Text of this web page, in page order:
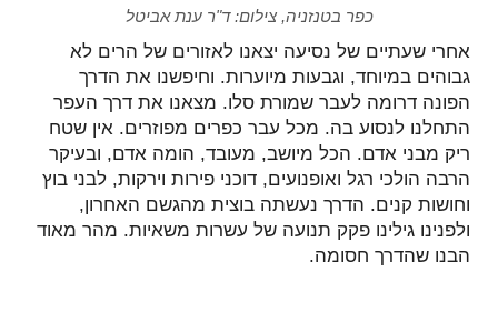
כפר בטנזניה, צילום: ד"ר ענת אביטל
אחרי שעתיים של נסיעה יצאנו לאזורים של הרים לא
גבוהים במיוחד, וגבעות מיוערות. וחיפשנו את הדרך
הפונה דרומה לעבר שמורת סלו. מצאנו את דרך העפר
התחלנו לנסוע בה. מכל עבר כפרים מפוזרים. אין שטח
ריק מבני אדם. הכל מיושב, מעובד, הומה אדם, ובעיקר
הרבה הולכי רגל ואופנועים, דוכני פירות וירקות, לבני בוץ
וחושות קנים. הדרך נעשתה בוצית מהגשם האחרון,
ולפנינו גילינו פקק תנועה של עשרות משאיות. מהר מאוד
הבנו שהדרך חסומה.